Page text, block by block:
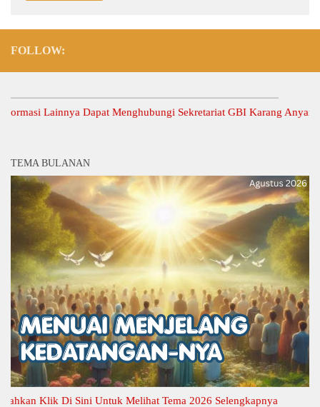
FOLLOW:
Lainnya Dapat Menghubungi Sekretariat GBI Karang Anyar.
TEMA BULANAN
Klik Di Sini Untuk Melihat Tema 2026 Selengkapnya